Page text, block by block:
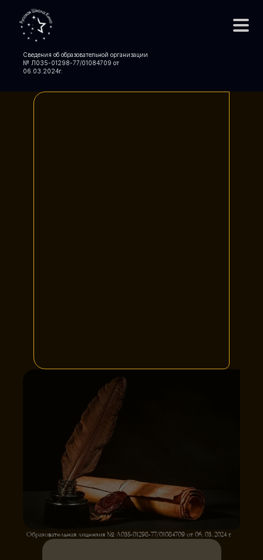
Сведения об образовательной организации
№ Л035-01298-77/01084709 от
06.03.2024г.
Образовательная лицензия № Л035-01298-77/01084709 от 06. 03. 2024 г.